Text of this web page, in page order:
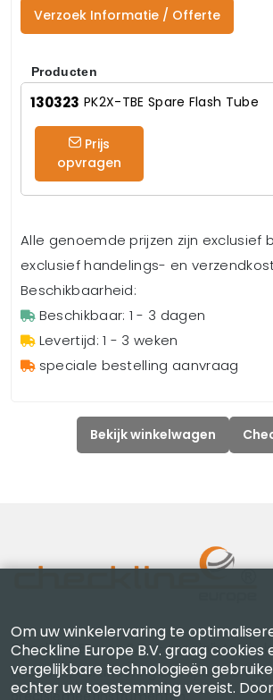
Verzoek Informatie / Offerte
Producten
130323 PK2X-TBE Spare Flash Tube
Prijs
opvragen
Alle genoemde prijzen zijn exclusief
exclusief handelings- en
Beschikbaarheid:
Beschikbaar: 1 - 3 dagen
Levertijd: 1 - 3 weken
speciale bestelling aanvraag
Bekijk winkelwagen
Checkline Europe B.V. — specialisten in
kalibratie, certificering en reparatie van
precisiemeetinstrumenten.
Om uw winkelervaring te
Checkline Europe B.V. graag cookies
vergelijkbare technologieën
echter uw toestemming vereist.